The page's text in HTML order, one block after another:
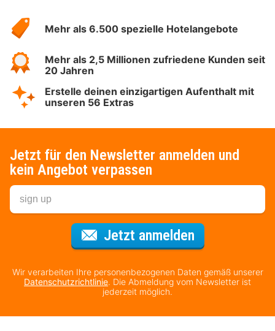
Hotelspecials
Mehr als 6.500 spezielle Hotelangebote
Mehr als 2,5 Millionen zufriedene Kunden seit
20 Jahren
Erstelle deinen einzigartigen Aufenthalt mit
unseren 56 Extras
Jetzt für den Newsletter anmelden und
kein Angebot verpassen
Jetzt anmeldenFür den
Wir verarbeiten Ihre personenbezogenen Daten gemäß unserer
Datenschutzrichtlinie. Die Abmeldung vom Newsletter ist
jederzeit möglich.